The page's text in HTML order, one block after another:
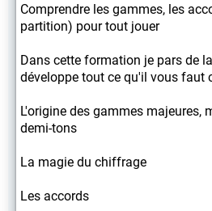
Comprendre les gammes, les
partition) pour tout jouer
Dans cette formation je pars de
développe tout ce qu'il vous faut
L'origine des gammes majeures,
demi-tons
La magie du chiffrage
Les accords